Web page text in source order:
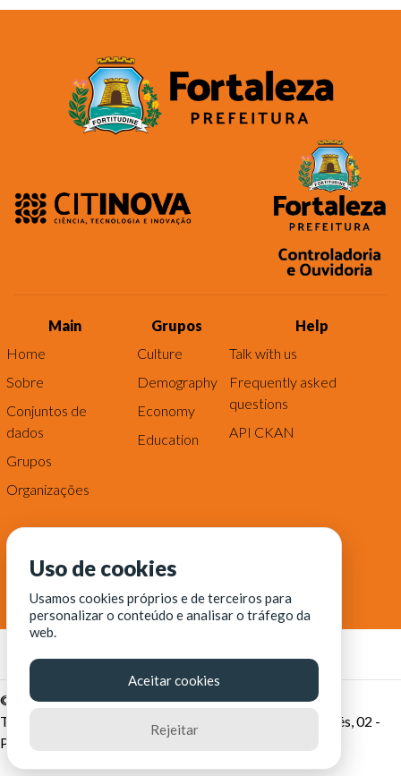
Main
Home
Sobre
Conjuntos de
dados
Grupos
Organizações
Grupos
Culture
Demography
Economy
Education
Help
Talk with us
Frequently asked
questions
API CKAN
© Fortaleza Digital || CITINOVA - Fundação de Ciência,
Tecnologia e Inovação de Fortaleza - Rua dos Tremembés, 02 -
Praia de Iracema - Fortaleza-CE
Uso de cookies
Usamos cookies próprios e de terceiros para
personalizar o conteúdo e analisar o tráfego da
web.
Aceitar cookies
Rejeitar